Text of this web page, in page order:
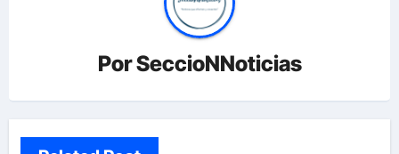
PorSeccioNNoticias